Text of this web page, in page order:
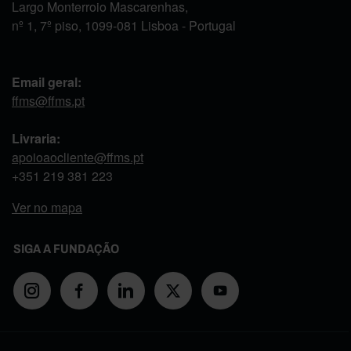
Largo Monterroio Mascarenhas,
nº 1, 7º piso, 1099-081 Lisboa - Portugal
Email geral:
ffms@ffms.pt
Livraria:
apoioaocliente@ffms.pt
+351 219 381 223
Ver no mapa
SIGA A FUNDAÇÃO